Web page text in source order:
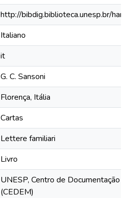
http://bibdig.biblioteca.unesp.br/
Italiano
it
G. C. Sansoni
Florença, Itália
Cartas
Lettere familiari
Livro
UNESP, Centro de Documentação
(CEDEM)